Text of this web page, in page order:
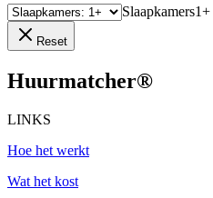
Slaapkamers1+
Reset
Huurmatcher®
LINKS
Hoe het werkt
Wat het kost